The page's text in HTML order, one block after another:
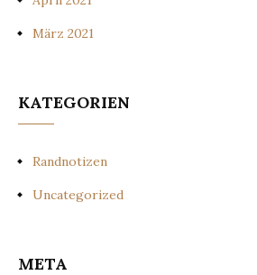
März 2021
KATEGORIEN
Randnotizen
Uncategorized
META